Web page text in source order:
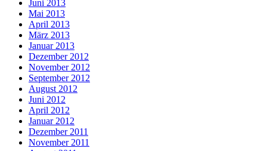
Juni 2013
Mai 2013
April 2013
März 2013
Januar 2013
Dezember 2012
November 2012
September 2012
August 2012
Juni 2012
April 2012
Januar 2012
Dezember 2011
November 2011